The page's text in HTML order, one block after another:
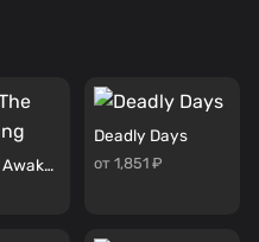
Thea: The Awakening
Deadly Days
от 1,851 ₽